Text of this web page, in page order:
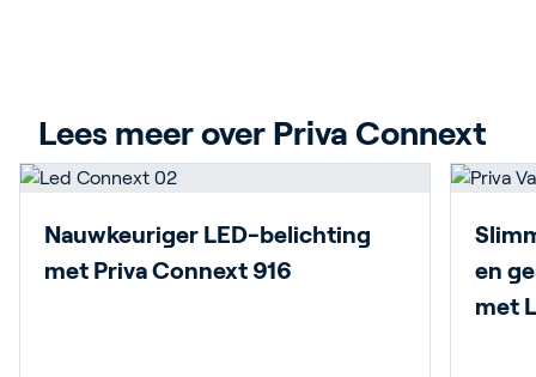
Lees meer over Priva Connext
Nauwkeuriger LED-belichting
met Priva Connext 916
en
met